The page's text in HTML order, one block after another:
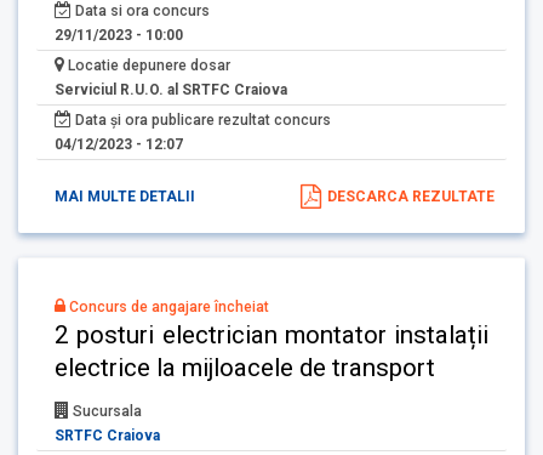
Data si ora concurs
29/11/2023 - 10:00
Locatie depunere dosar
Serviciul R.U.O. al SRTFC Craiova
Data și ora publicare rezultat concurs
04/12/2023 - 12:07
MAI MULTE DETALII DESCARCA REZULTATE
Concurs de angajare încheiat
2 posturi electrician montator instalații
electrice la mijloacele de transport
Sucursala
SRTFC Craiova